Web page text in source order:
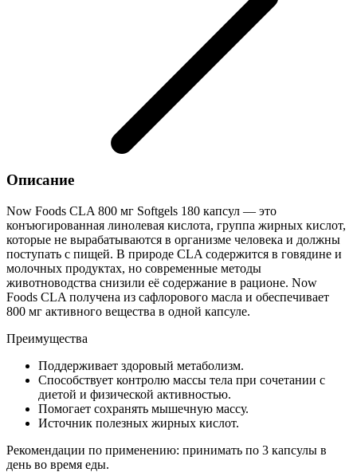
Описание
Now Foods CLA 800 мг Softgels 180 капсул — это
конъюгированная линолевая кислота, группа жирных кислот,
которые не вырабатываются в организме человека и должны
поступать с пищей. В природе CLA содержится в говядине и
молочных продуктах, но современные методы
животноводства снизили её содержание в рационе. Now
Foods CLA получена из сафлорового масла и обеспечивает
800 мг активного вещества в одной капсуле.
Преимущества
Поддерживает здоровый метаболизм.
Способствует контролю массы тела при сочетании с
диетой и физической активностью.
Помогает сохранять мышечную массу.
Источник полезных жирных кислот.
Рекомендации по применению: принимать по 3 капсулы в
день во время еды.